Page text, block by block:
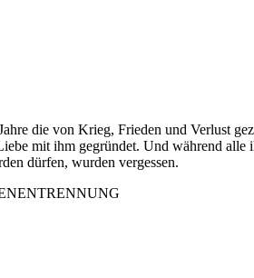
die von Krieg, Frieden und Verlust
mit ihm gegründet. Und während alle
dürfen, wurden vergessen.